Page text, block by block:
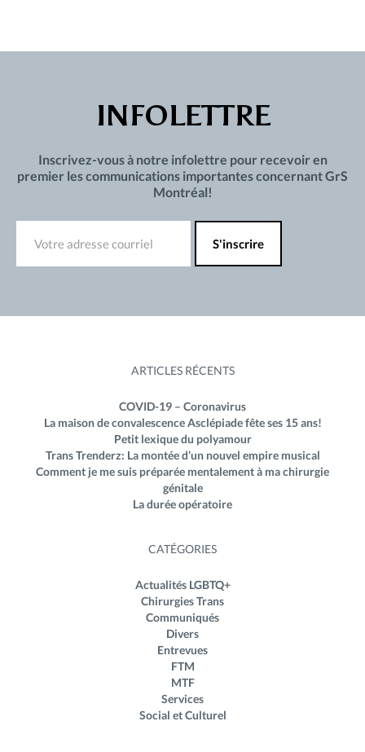
INFOLETTRE
Inscrivez-vous à notre infolettre pour recevoir en
premier les communications importantes concernant GrS
Montréal!
ARTICLES RÉCENTS
COVID-19 – Coronavirus
La maison de convalescence Asclépiade fête ses 15 ans!
Petit lexique du polyamour
Trans Trenderz: La montée d’un nouvel empire musical
Comment je me suis préparée mentalement à ma chirurgie
génitale
La durée opératoire
CATÉGORIES
Actualités LGBTQ+
Chirurgies Trans
Communiqués
Divers
Entrevues
FTM
MTF
Services
Social et Culturel